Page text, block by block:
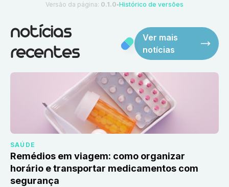
Versão da página: 0.1.0 ●Histórico de versões
notícias
recentes
Ver mais
notícias
SAÚDE
Remédios em viagem: como organizar
horário e transportar medicamentos com
segurança